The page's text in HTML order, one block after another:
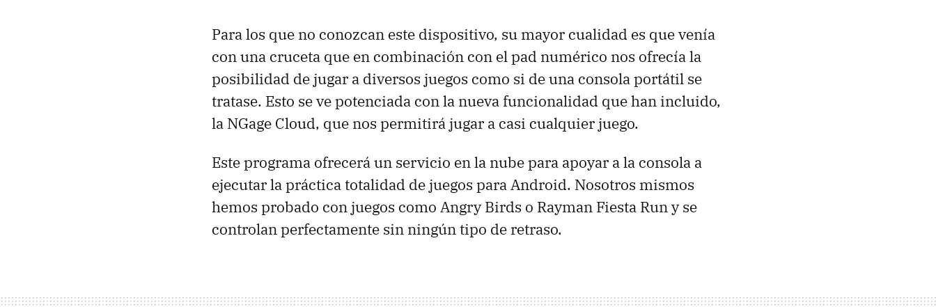
Para los que no conozcan este dispositivo, su mayor cualidad es que venía
con una cruceta que en combinación con el pad numérico nos ofrecía la
posibilidad de jugar a diversos juegos como si de una consola portátil se
tratase. Esto se ve potenciada con la nueva funcionalidad que han incluido,
la NGage Cloud, que nos permitirá jugar a casi cualquier juego.
Este programa ofrecerá un servicio en la nube para apoyar a la consola a
ejecutar la práctica totalidad de juegos para Android. Nosotros mismos
hemos probado con juegos como Angry Birds o Rayman Fiesta Run y se
controlan perfectamente sin ningún tipo de retraso.